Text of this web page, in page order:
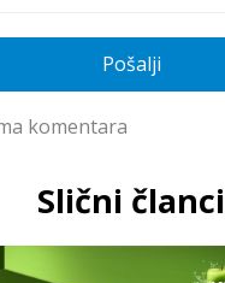
Pošalji
komentara
Slični članci